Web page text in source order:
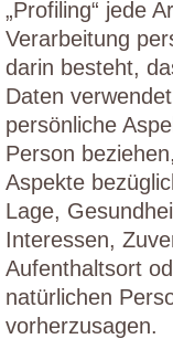
„Profiling“ jede
Verarbeitung
darin besteht,
Daten
persönliche
Person
Aspekte
Lage,
Interessen,
Aufenthaltsort
natürlichen
vorherzusagen.